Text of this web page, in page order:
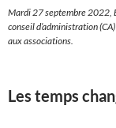
Mardi 27 septembre 2022,
conseil d’administration
aux associations.
Les temps